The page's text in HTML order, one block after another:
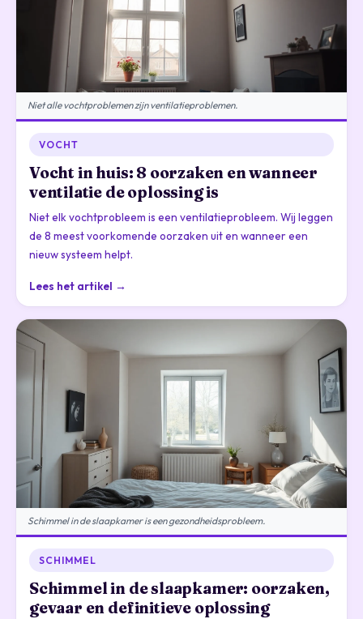
Niet alle vochtproblemen zijn ventilatieproblemen.
VOCHT
Vocht in huis: 8 oorzaken en wanneer
ventilatie de oplossing is
Niet elk vochtprobleem is een ventilatieprobleem. Wij leggen
de 8 meest voorkomende oorzaken uit en wanneer een
nieuw systeem helpt.
Lees het artikel →
Schimmel in de slaapkamer is een gezondheidsprobleem.
SCHIMMEL
Schimmel in de slaapkamer: oorzaken,
gevaar en definitieve oplossing